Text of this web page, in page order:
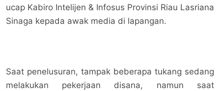
ucap Kabiro Intelijen & Infosus Provinsi Riau Lasriana
Sinaga kepada awak media di lapangan.
Saat penelusuran, tampak beberapa tukang sedang
melakukan pekerjaan disana, namun saat